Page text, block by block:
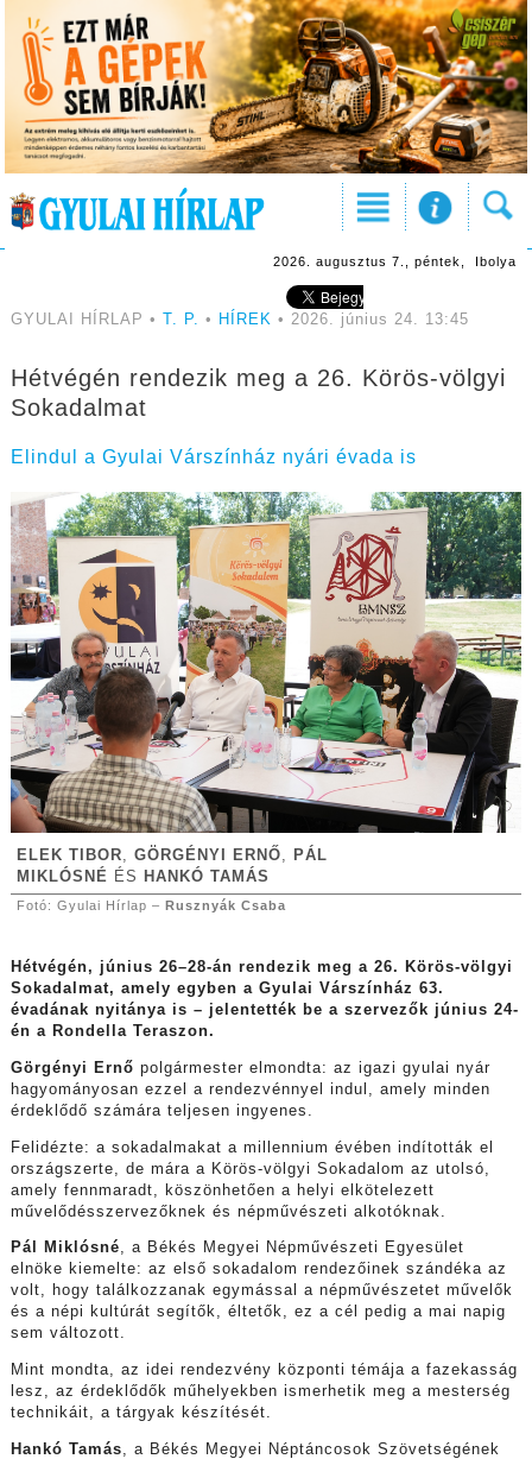
2026. augusztus 7., péntek, Ibolya
GYULAI HÍRLAP • T. P. • HÍREK • 2026. június 24. 13:45
Hétvégén rendezik meg a 26. Körös-völgyi
Sokadalmat
Elindul a Gyulai Várszínház nyári évada is
ELEK TIBOR, GÖRGÉNYI ERNŐ,
PÁL
MIKLÓSNÉ ÉS HANKÓ TAMÁS
Fotó: Gyulai Hírlap – Rusznyák Csaba
Hétvégén, június 26–28-án rendezik meg a 26. Körös-völgyi
Sokadalmat, amely egyben a Gyulai Várszínház 63.
évadának nyitánya is – jelentették be a szervezők június 24-
én a Rondella Teraszon.
Görgényi Ernő polgármester elmondta: az igazi gyulai nyár
hagyományosan ezzel a rendezvénnyel indul, amely minden
érdeklődő számára teljesen ingyenes.
Felidézte: a sokadalmakat a millennium évében indították el
országszerte, de mára a Körös-völgyi Sokadalom az utolsó,
amely fennmaradt, köszönhetően a helyi elkötelezett
művelődésszervezőknek és népművészeti alkotóknak.
Pál Miklósné, a Békés Megyei Népművészeti Egyesület
elnöke kiemelte: az első sokadalom rendezőinek szándéka az
volt, hogy találkozzanak egymással a népművészetet művelők
és a népi kultúrát segítők, éltetők, ez a cél pedig a mai napig
sem változott.
Mint mondta, az idei rendezvény központi témája a fazekasság
lesz, az érdeklődők műhelyekben ismerhetik meg a mesterség
technikáit, a tárgyak készítését.
Hankó Tamás , a Békés Megyei Néptáncosok Szövetségének